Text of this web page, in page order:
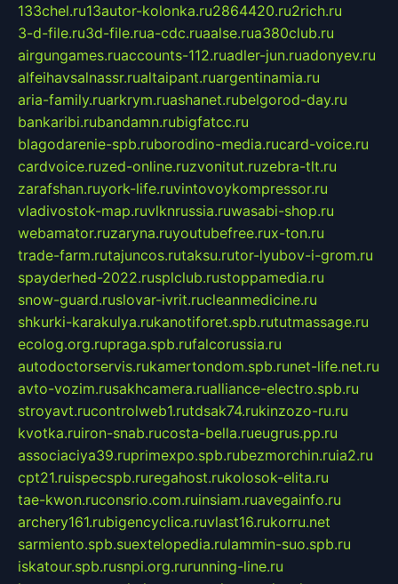
133chel.ru13autor-kolonka.ru2864420.ru2rich.ru
3-d-file.ru3d-file.rua-cdc.ruaalse.rua380club.ru
airgungames.ruaccounts-112.ruadler-jun.ruadonyev.ru
alfeihavsalnassr.rualtaipant.ruargentinamia.ru
aria-family.ruarkrym.ruashanet.rubelgorod-day.ru
bankaribi.rubandamn.rubigfatcc.ru
blagodarenie-spb.ruborodino-media.rucard-voice.ru
cardvoice.ruzed-online.ruzvonitut.ruzebra-tlt.ru
zarafshan.ruyork-life.ruvintovoykompressor.ru
vladivostok-map.ruvlknrussia.ruwasabi-shop.ru
webamator.ruzaryna.ruyoutubefree.rux-ton.ru
trade-farm.rutajuncos.rutaksu.rutor-lyubov-i-grom.ru
spayderhed-2022.rusplclub.rustoppamedia.ru
snow-guard.ruslovar-ivrit.rucleanmedicine.ru
shkurki-karakulya.rukanotiforet.spb.rututmassage.ru
ecolog.org.rupraga.spb.rufalcorussia.ru
autodoctorservis.rukamertondom.spb.runet-life.net.ru
avto-vozim.rusakhcamera.rualliance-electro.spb.ru
stroyavt.rucontrolweb1.rutdsak74.rukinzozo-ru.ru
kvotka.ruiron-snab.rucosta-bella.rueugrus.pp.ru
associaciya39.ruprimexpo.spb.rubezmorchin.ruia2.ru
cpt21.ruispecspb.ruregahost.rukolosok-elita.ru
tae-kwon.ruconsrio.com.ruinsiam.ruavegainfo.ru
archery161.rubigencyclica.ruvlast16.rukorru.net
sarmiento.spb.suextelopedia.rulammin-suo.spb.ru
iskatour.spb.rusnpi.org.rurunning-line.ru